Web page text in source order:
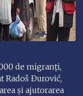
de migranţi,
Radoš Đurović,
şi ajutorarea